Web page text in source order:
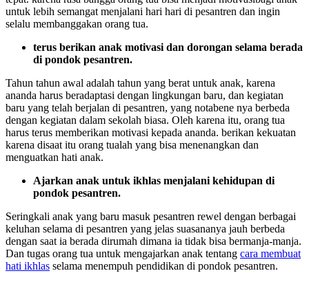
untuk lebih semangat menjalani hari hari di pesantren dan ingin
selalu membanggakan orang tua.
terus berikan anak motivasi dan dorongan selama berada
di pondok pesantren.
Tahun tahun awal adalah tahun yang berat untuk anak, karena
ananda harus beradaptasi dengan lingkungan baru, dan kegiatan
baru yang telah berjalan di pesantren, yang notabene nya berbeda
dengan kegiatan dalam sekolah biasa. Oleh karena itu, orang tua
harus terus memberikan motivasi kepada ananda. berikan kekuatan
karena disaat itu orang tualah yang bisa menenangkan dan
menguatkan hati anak.
Ajarkan anak untuk ikhlas menjalani kehidupan di
pondok pesantren.
Seringkali anak yang baru masuk pesantren rewel dengan berbagai
keluhan selama di pesantren yang jelas suasananya jauh berbeda
dengan saat ia berada dirumah dimana ia tidak bisa bermanja-manja.
Dan tugas orang tua untuk mengajarkan anak tentang cara membuat
hati ikhlas selama menempuh pendidikan di pondok pesantren.